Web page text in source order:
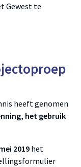
Gewest te
heeft genomen
het gebruik
2019 het